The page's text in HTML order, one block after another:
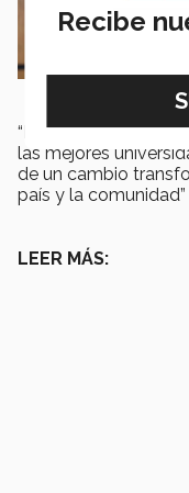
“Para mi ser
las mejores
de un cambio
país y la
LEER MÁS:
Recibe